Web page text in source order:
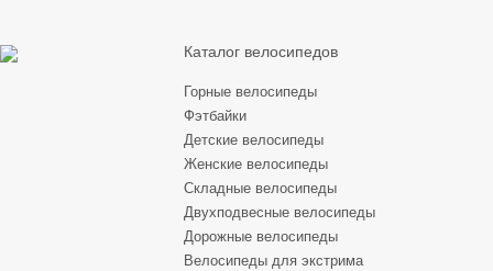
Каталог велосипедов
Горные велосипеды
Фэтбайки
Детские велосипеды
Женские велосипеды
Складные велосипеды
Двухподвесные велосипеды
Дорожные велосипеды
Велосипеды для экстрима